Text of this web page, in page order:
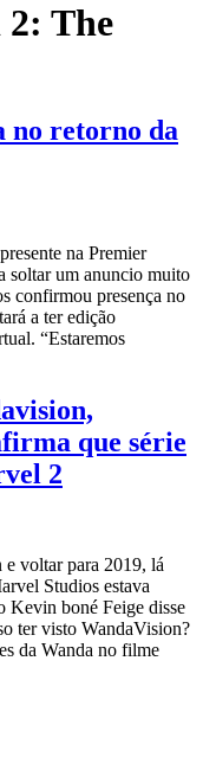
The
no retorno da
na Premier
soltar um anuncio muito
confirmou presença no
a ter edição
“Estaremos
que série
2
e voltar para 2019, lá
Studios estava
Kevin boné Feige disse
ter visto WandaVision?
da Wanda no filme